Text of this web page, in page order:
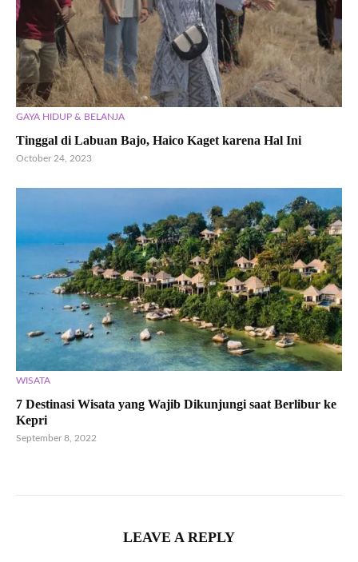
GAYA HIDUP & BELANJA
Tinggal di Labuan Bajo, Haico Kaget karena Hal Ini
October 24, 2023
WISATA
7 Destinasi Wisata yang Wajib Dikunjungi saat Berlibur ke
Kepri
September 8, 2022
LEAVE A REPLY